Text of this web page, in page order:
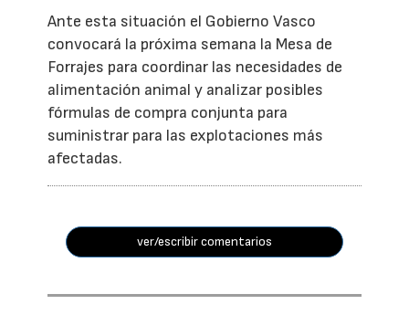
Ante esta situación el Gobierno Vasco
convocará la próxima semana la Mesa de
Forrajes para coordinar las necesidades de
alimentación animal y analizar posibles
fórmulas de compra conjunta para
suministrar para las explotaciones más
afectadas.
ver/escribir comentarios